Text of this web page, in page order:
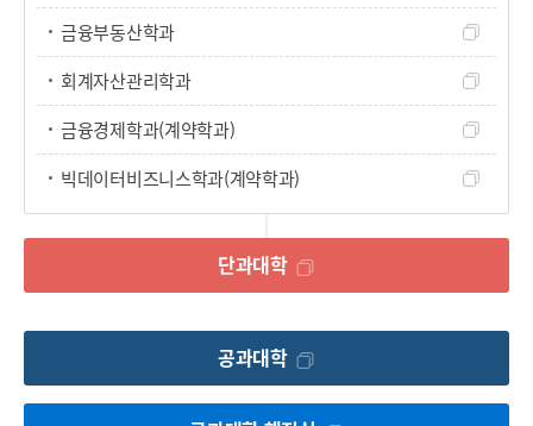
금융부동산학과
회계자산관리학과
금융경제학과(계약학과)
빅데이터비즈니스학과(계약학과)
단과대학
공과대학